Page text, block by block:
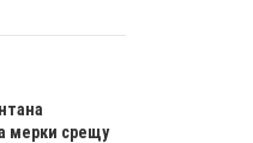
мерки срещу